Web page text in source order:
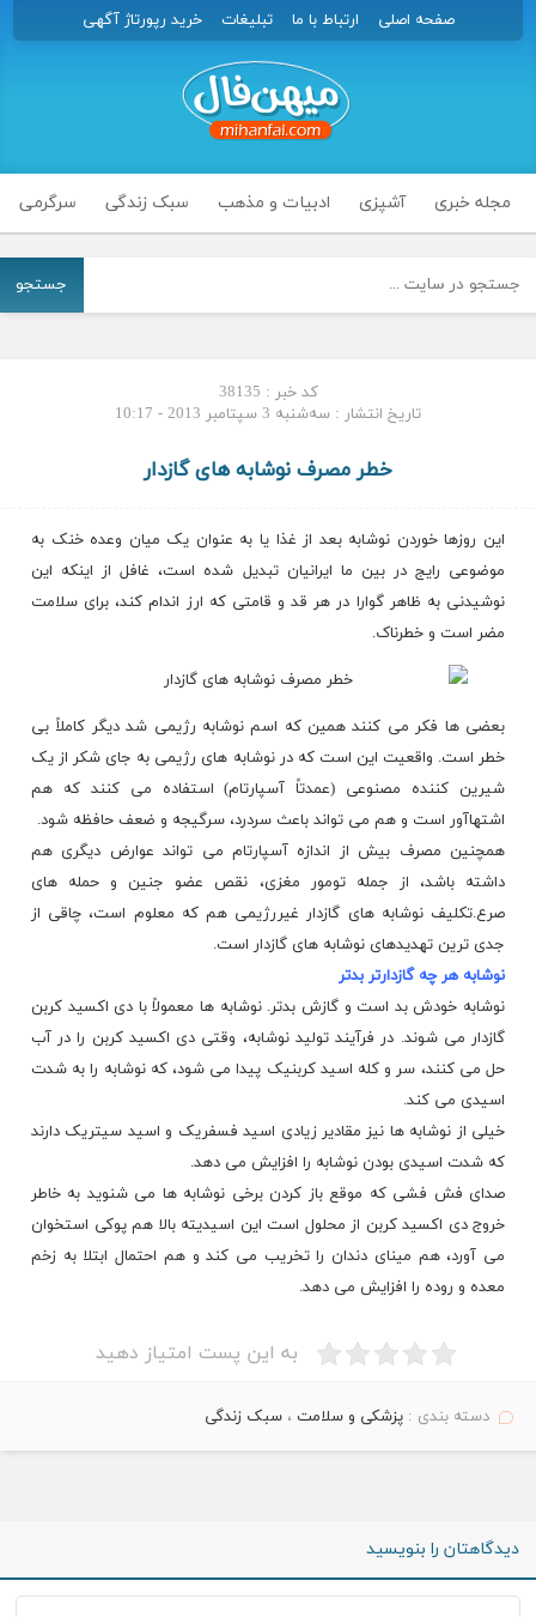
صفحه اصلی ارتباط با ما تبلیغات خرید رپورتاژ آگهی
مجله خبری آشپزی ادبیات و مذهب سبک زندگی سرگرمی
جستجو
کد خبر : 38135
تاریخ انتشار : سه‌شنبه 3 سپتامبر 2013 - 10:17
خطر مصرف نوشابه های گازدار
این روزها خوردن نوشابه بعد از غذا یا به عنوان یک میان وعده خنک به
موضوعی رایج در بین ما ایرانیان تبدیل شده است، غافل از اینکه این
نوشیدنی به ظاهر گوارا در هر قد و قامتی که ارز اندام کند، برای سلامت
مضر است و خطرناک.
بعضی ها فکر می کنند همین که اسم نوشابه رژیمی شد دیگر کاملاً بی
خطر است. واقعیت این است که در نوشابه های رژیمی به جای شکر از یک
شیرین کننده مصنوعی (عمدتاً آسپارتام) استفاده می کنند که هم
اشتهاآور است و هم می تواند باعث سردرد، سرگیجه و ضعف حافظه شود.
همچنین مصرف بیش از اندازه آسپارتام می تواند عوارض دیگری هم
داشته باشد، از جمله تومور مغزی، نقص عضو جنین و حمله های
صرع.تکلیفنوشابه های گازدار غیررژیمی هم که معلوم است، چاقی از
جدی ترین تهدیدهای نوشابه های گازدار است.
نوشابه هر چه گازدارتر بدتر
نوشابه خودش بد است و گازش بدتر. نوشابه ها معمولاً با دی اکسید کربن
گازدار می شوند. در فرآیند تولید نوشابه، وقتی دی اکسید کربن را در آب
حل می کنند، سر و کله اسید کربنیک پیدا می شود، که نوشابه را به شدت
اسیدی می کند.
خیلی از نوشابه ها نیز مقادیر زیادی اسید فسفریک و اسید سیتریک دارند
که شدت اسیدی بودن نوشابه را افزایش می دهد.
صدای فش فشی که موقع باز کردن برخی نوشابه ها می شنوید به خاطر
خروج دی اکسید کربن از محلول است این اسیدیته بالا هم پوکی استخوان
می آورد، هم مینای دندان را تخریب می کند و هم احتمال ابتلا به زخم
معده و روده را افزایش می دهد.
به این پست امتیاز دهید
دسته بندی :پزشکی و سلامت ،سبک زندگی
دیدگاهتان را بنویسید